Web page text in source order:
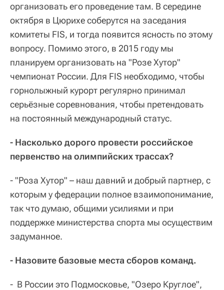
организовать его проведение там. В середине
октября в Цюрихе соберутся на заседания
комитеты FIS, и тогда появится ясность по этому
вопросу. Помимо этого, в 2015 году мы
планируем организовать на "Розе Хутор"
чемпионат России. Для FIS необходимо, чтобы
горнолыжный курорт регулярно принимал
серьёзные соревнования, чтобы претендовать
на постоянный международный статус.
- Насколько дорого провести российское
первенство на олимпийских трассах?
- "Роза Хутор" – наш давний и добрый партнер, с
которым у федерации полное взаимопонимание,
так что думаю, общими усилиями и при
поддержке министерства спорта мы осуществим
задуманное.
- Назовите базовые места сборов команд.
- В России это Подмосковье, "Озеро Круглое",